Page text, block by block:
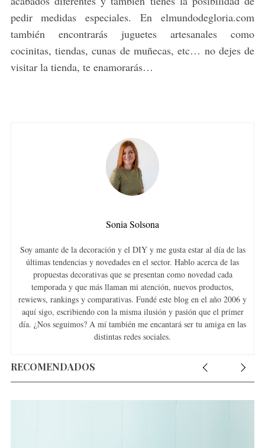
pedir medidas especiales. En elmundodegloria.com
también encontrarás juguetes artesanales como
cocinitas, tiendas, cunas de muñecas, etc… no dejes de
visitar la tienda, te enamorarás…
Sonia Solsona
Soy amante de la decoración y el DIY y me gusta estar al día de las
últimas tendencias y novedades en el sector. Hablo acerca de las
propuestas decorativas que se presentan como novedad cada
temporada y que más llaman mi atención, nuevos productos,
rewiews, rankings y comparativas. Fundé este blog en el año 2006 y
aquí sigo, escribiendo con la misma ilusión y pasión que el primer
día. ¿Nos seguimos? A mí también me encantará ser tu amiga en las
distintas redes sociales.
RECOMENDADOS